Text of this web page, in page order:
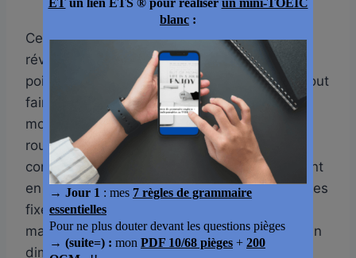
Cette méthode évite aussi le burn-out des
révisions. Beaucoup de candidats visent 850
points au TOEIC mais s’épuisent en voulant tout
faire trop vite, ce qui entraîne perte de
motivation et décrochage. En adoptant une
routine quotidienne, même courte, vous
conditionnez votre cerveau à entrer facilement
en mode focus. Planifiez vos sessions à heures
fixes : trente minutes à neuf heures chaque
matin auront plus d’impact que trois heures un
dimanche soir.